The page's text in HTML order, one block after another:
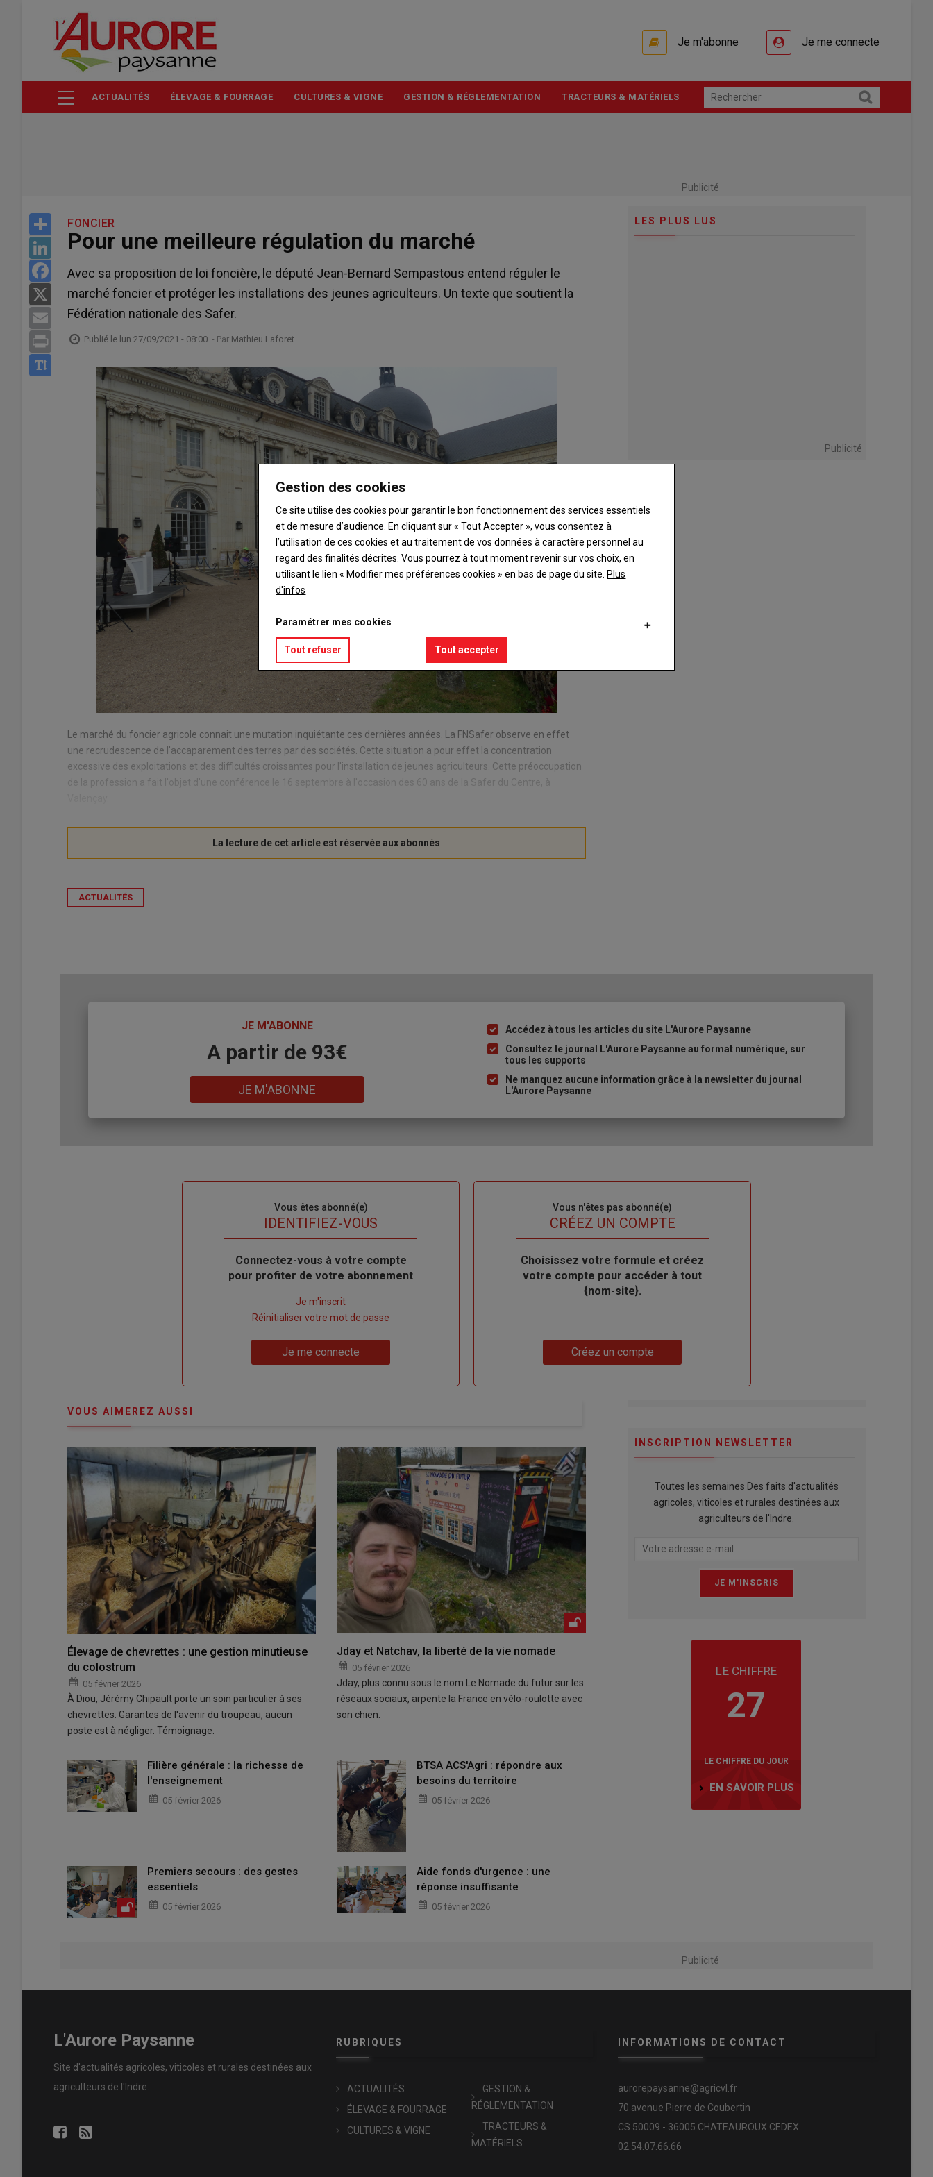
contenu
Je m'abonne Je me connecte
ACTUALITÉS ÉLEVAGE & FOURRAGE CULTURES & VIGNE GESTION & RÉGLEMENTATION TRACTEURS & MATÉRIELS
Publicité
Share
LinkedIn
Facebook
Email
Print
FONCIER
Pour une meilleure régulation du marché
Avec sa proposition de loi foncière, le député Jean-Bernard Sempastous entend réguler le
marché foncier et protéger les installations des jeunes agriculteurs. Un texte que soutient la
Fédération nationale des Safer.
Publié le lun 27/09/2021 - 08:00 - Par Mathieu Laforet
Le marché du foncier agricole connait une mutation inquiétante ces dernières années. La FNSafer observe en effet
une recrudescence de l'accaparement des terres par des sociétés. Cette situation a pour effet la concentration
excessive des exploitations et des difficultés croissantes pour l'installation de jeunes agriculteurs. Cette préoccupation
de la profession a fait l'objet d'une conférence le 16 septembre à l'occasion des 60 ans de la Safer du Centre, à
ACTUALITÉS
LES PLUS LUS
Publicité
JE M'ABONNE
A partir de 93€
JE M'ABONNE
Liste
à
puce
Accédez à tous les articles du site L'Aurore Paysanne
Consultez le journal L'Aurore Paysanne au format numérique, sur
tous les supports
Ne manquez aucune information grâce à la newsletter du journal
L'Aurore Paysanne
Vous êtes abonné(e)
IDENTIFIEZ-VOUS
Body
Connectez-vous à votre compte
pour profiter de votre abonnement
compte"
Je m'inscrit
Réinitialiser votre mot de passe
Je me connecte
Vous n'êtes pas abonné(e)
TITRECRÉEZ UN COMPTE
Body
Choisissez votre formule et créez
votre compte pour accéder à tout
{nom-site}.
Créez un compte
VOUS AIMEREZ AUSSI
Élevage de chevrettes : une gestion minutieuse
du colostrum
05 février 2026
À Diou, Jérémy Chipault porte un soin particulier à ses
chevrettes. Garantes de l'avenir du troupeau, aucun
poste est à négliger. Témoignage.
Jday et Natchav, la liberté de la vie nomade
05 février 2026
Jday, plus connu sous le nom Le Nomade du futur sur les
réseaux sociaux, arpente la France en vélo-roulotte avec
son chien.
Filière générale : la richesse de
l'enseignement
05 février 2026
BTSA ACS'Agri : répondre aux
besoins du territoire
05 février 2026
Premiers secours : des gestes
essentiels
05 février 2026
Aide fonds d'urgence : une
réponse insuffisante
05 février 2026
INSCRIPTION NEWSLETTER
Toutes les semaines Des faits d'actualités
agricoles, viticoles et rurales destinées aux
agriculteurs de l'Indre.
LE CHIFFRE
27
LE CHIFFRE DU JOUR
EN SAVOIR PLUS
Publicité
L'Aurore Paysanne
Site d'actualités agricoles, viticoles et rurales destinées aux
agriculteurs de l'Indre.
RUBRIQUES
ACTUALITÉS
ÉLEVAGE & FOURRAGE
CULTURES & VIGNE
GESTION &
RÉGLEMENTATION
TRACTEURS &
MATÉRIELS
INFORMATIONS DE CONTACT
aurorepaysanne@agricvl.fr
70 avenue Pierre de Coubertin
CS 50009 - 36005 CHATEAUROUX CEDEX
02.54.07.66.66
Gestion des cookies
Ce site utilise des cookies pour garantir le bon fonctionnement des services essentiels
et de mesure d’audience. En cliquant sur « Tout Accepter », vous consentez à
l’utilisation de ces cookies et au traitement de vos données à caractère personnel au
regard des finalités décrites. Vous pourrez à tout moment revenir sur vos choix, en
utilisant le lien « Modifier mes préférences cookies » en bas de page du site. Plus
d'infos
Paramétrer mes cookies
Tout refuser Tout accepter